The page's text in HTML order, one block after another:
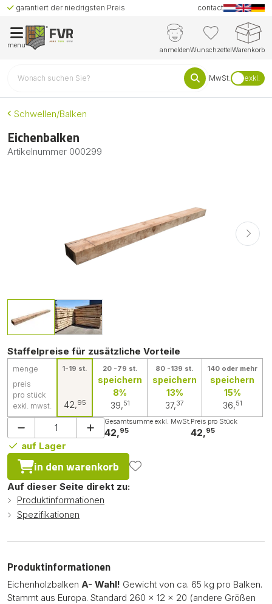
garantiert der niedrigsten Preis contact
menu
anmeldenWunschzettelWarenkorb
MwSt. exkl.
Schwellen/Balken
Eichenbalken
Artikelnummer 000299
Staffelpreise für zusätzliche Vorteile
menge
preis
pro stück
exkl. mwst.
1-19 st.
42,95
20 -79 st.
speichern
8%
39,51
80 -139 st.
speichern
13%
37,37
140 oder mehr
speichern
15%
36,51
Gesamtsumme exkl. MwSt.
42,95
Preis pro Stück
42,95
auf Lager
in den warenkorb
Auf dieser Seite direkt zu:
Produktinformationen
Spezifikationen
Produktinformationen
Eichenholzbalken A- Wahl! Gewicht von ca. 65 kg pro Balken.
Stammt aus Europa. Standard 260 x 12 x 20 (andere Größen